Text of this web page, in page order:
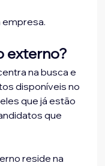
empresa.
externo?
na busca e
disponíveis no
que já estão
que
reside na